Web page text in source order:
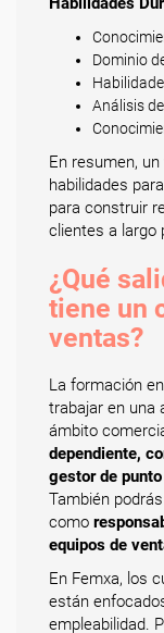
Dominio
Análisis
En resumen,
habilidades
para construir
clientes a largo
¿Qué
tiene un
ventas?
La formación
trabajar en una
ámbito
dependiente,
gestor de
También
como
equipos de
En Femxa, los
están
empleabilidad.